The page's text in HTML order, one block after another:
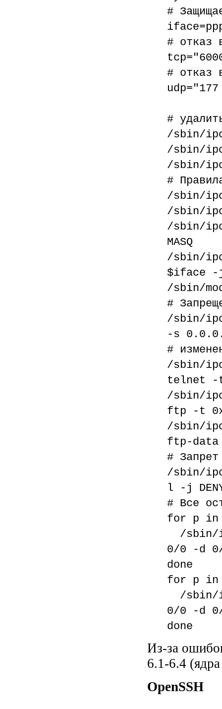
#
# отказ
# отказ
#
/sbin/
/sbin/
/sbin/
#
/sbin/
/sbin/
/sbin/
MASQ
/sbin/
$iface -j
/sbin/
#
/sbin/
-s
#
/sbin/
telnet -t
/sbin/
ftp -t
/sbin/
ftp-data
#
/sbin/
l -j
# Все
for p in
/sbin/
0/0 -d 0/
done
for p in
/sbin/
0/0 -d 0/
done
Из-за
6.1-6.4
OpenSSH